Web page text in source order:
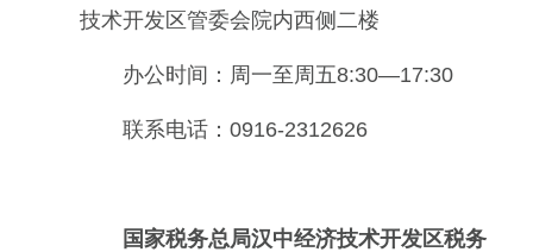
技术开发区管委会院内西侧二楼
办公时间：周一至周五8:30—17:30
联系电话：0916-2312626
国家税务总局汉中经济技术开发区税务